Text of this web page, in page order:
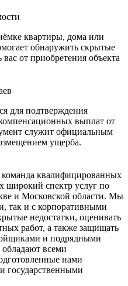
квартиры, дома или
обнаружить скрытые
от приобретения объекта
для подтверждения
выплат от
служит официальным
ущерба.
квалифицированных
широкий спектр услуг по
и Московской области. Мы
так и с корпоративными
недостатки, оценивать
работ, а также защищать
и подрядными
всеми
нами
государственными